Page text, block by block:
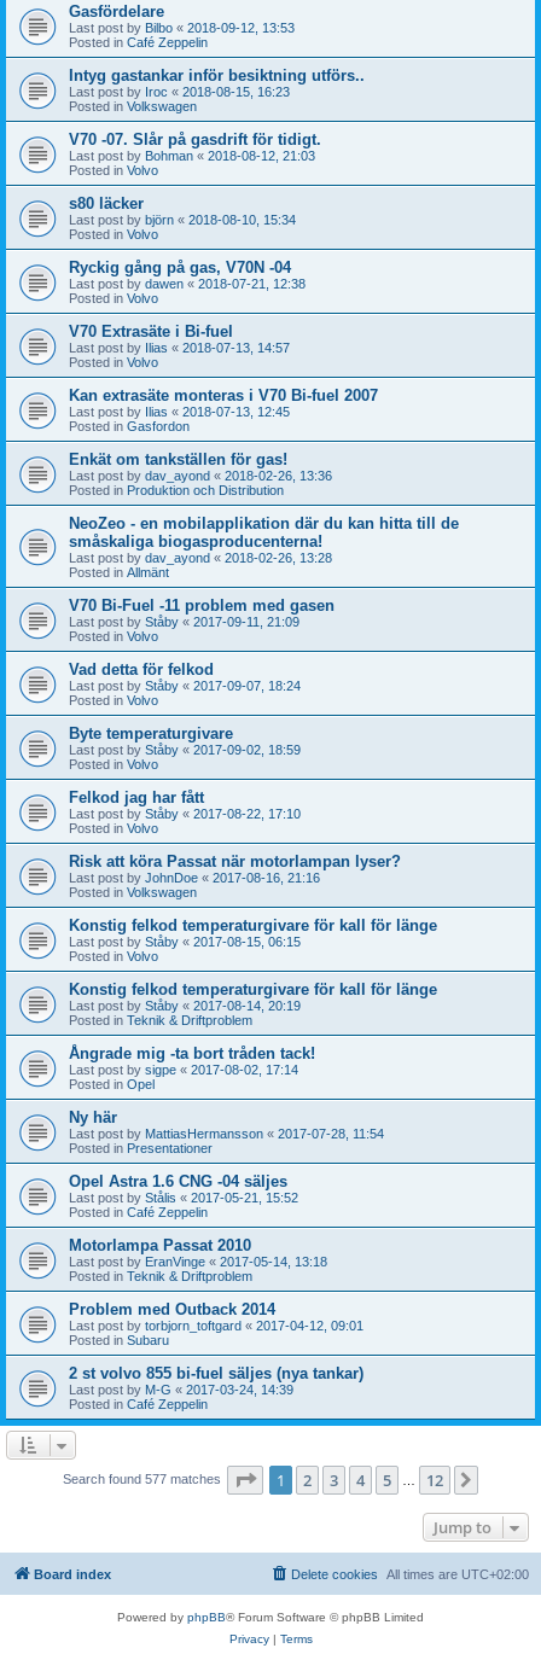
Gasfördelare
Last post by Bilbo « 2018-09-12, 13:53
Posted in Café Zeppelin
Intyg gastankar inför besiktning utförs..
Last post by Iroc « 2018-08-15, 16:23
Posted in Volkswagen
V70 -07. Slår på gasdrift för tidigt.
Last post by Bohman « 2018-08-12, 21:03
Posted in Volvo
s80 läcker
Last post by björn « 2018-08-10, 15:34
Posted in Volvo
Ryckig gång på gas, V70N -04
Last post by dawen « 2018-07-21, 12:38
Posted in Volvo
V70 Extrasäte i Bi-fuel
Last post by Ilias « 2018-07-13, 14:57
Posted in Volvo
Kan extrasäte monteras i V70 Bi-fuel 2007
Last post by Ilias « 2018-07-13, 12:45
Posted in Gasfordon
Enkät om tankställen för gas!
Last post by dav_ayond « 2018-02-26, 13:36
Posted in Produktion och Distribution
NeoZeo - en mobilapplikation där du kan hitta till de
småskaliga biogasproducenterna!
Last post by dav_ayond « 2018-02-26, 13:28
Posted in Allmänt
V70 Bi-Fuel -11 problem med gasen
Last post by Ståby « 2017-09-11, 21:09
Posted in Volvo
Vad detta för felkod
Last post by Ståby « 2017-09-07, 18:24
Posted in Volvo
Byte temperaturgivare
Last post by Ståby « 2017-09-02, 18:59
Posted in Volvo
Felkod jag har fått
Last post by Ståby « 2017-08-22, 17:10
Posted in Volvo
Risk att köra Passat när motorlampan lyser?
Last post by JohnDoe « 2017-08-16, 21:16
Posted in Volkswagen
Konstig felkod temperaturgivare för kall för länge
Last post by Ståby « 2017-08-15, 06:15
Posted in Volvo
Konstig felkod temperaturgivare för kall för länge
Last post by Ståby « 2017-08-14, 20:19
Posted in Teknik & Driftproblem
Ångrade mig -ta bort tråden tack!
Last post by sigpe « 2017-08-02, 17:14
Posted in Opel
Ny här
Last post by MattiasHermansson « 2017-07-28, 11:54
Posted in Presentationer
Opel Astra 1.6 CNG -04 säljes
Last post by Stålis « 2017-05-21, 15:52
Posted in Café Zeppelin
Motorlampa Passat 2010
Last post by EranVinge « 2017-05-14, 13:18
Posted in Teknik & Driftproblem
Problem med Outback 2014
Last post by torbjorn_toftgard « 2017-04-12, 09:01
Posted in Subaru
2 st volvo 855 bi-fuel säljes (nya tankar)
Last post by M-G « 2017-03-24, 14:39
Posted in Café Zeppelin
Search found 577 matches Page 1of 12
1 2 3 4 5 12
Jump to
Board index All times are UTC+02:00
Delete cookies
Powered by phpBB® Forum Software © phpBB Limited
Privacy| Terms